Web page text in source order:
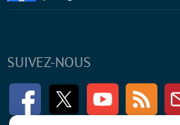
SUIVEZ-NOUS
FacebookTwitter Youtube RSS